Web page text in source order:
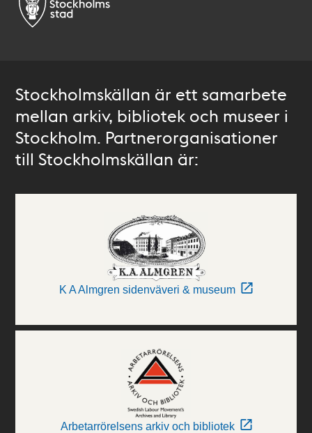
Stockholmskällan är ett samarbete
mellan arkiv, bibliotek och museer i
Stockholm. Partnerorganisationer
till Stockholmskällan är:
K A Almgren sidenväveri & museum
Arbetarrörelsens arkiv och bibliotek